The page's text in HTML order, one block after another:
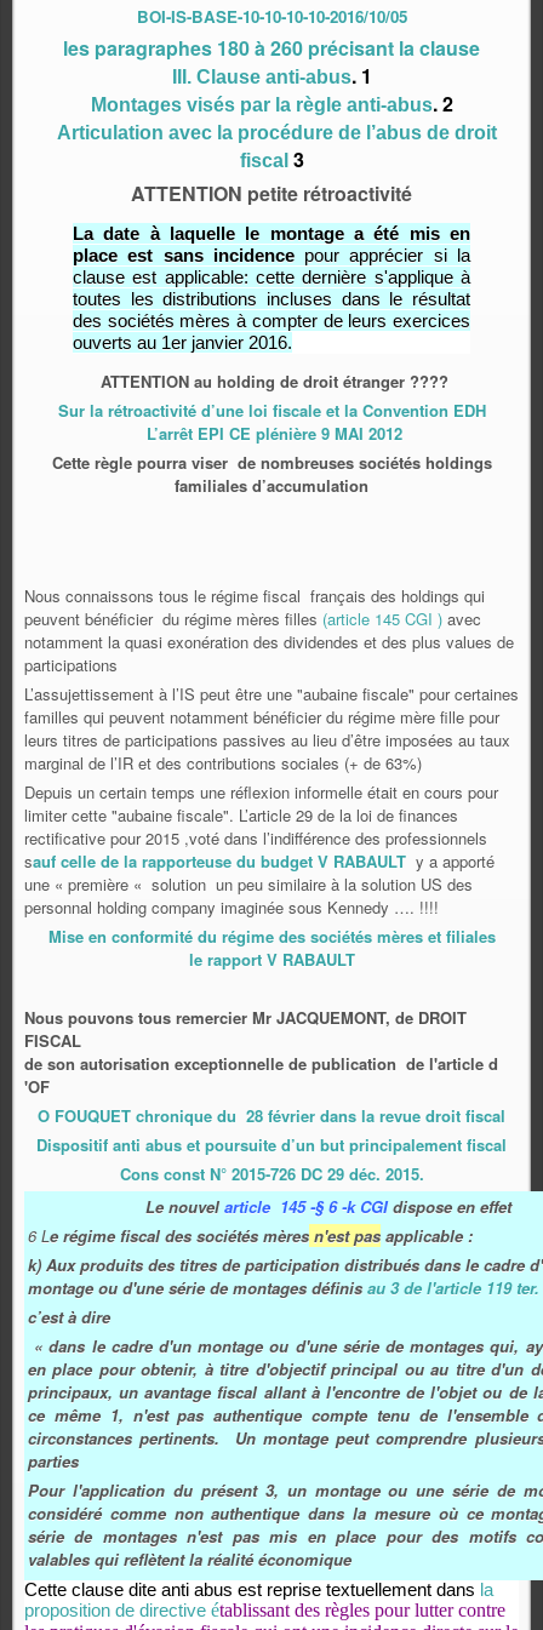
BOI-IS-BASE-10-10-10-10-2016/10/05
les paragraphes 180 à 260 précisant la clause
III. Clause anti-abus. 1
Montages visés par la règle anti-abus.2
Articulation avec la procédure de l’abus de droit
fiscal 3
ATTENTION petite rétroactivité
La date à laquelle le montage a été mis en
place est sans incidencepour apprécier si la
clause est applicable: cette dernière s'applique à
toutes les distributions incluses dans le résultat
des sociétés mères à compter de leurs exercices
ouverts au 1er janvier 2016.
ATTENTION au holding de droit étranger ????
Sur la rétroactivité d’une loi fiscale et la Convention EDH
L’arrêt EPI CE plénière 9 MAI 2012
Cette règle pourra viser de nombreuses sociétés holdings
familiales d’accumulation
Nous connaissons tous le régime fiscal français des holdings qui
peuvent bénéficier du régime mères filles (article 145 CGI ) avec
notamment la quasi exonération des dividendes et des plus values de
participations
L’assujettissement à l’IS peut être une "aubaine fiscale" pour certaines
familles qui peuvent notamment bénéficier du régime mère fille pour
leurs titres de participations passives au lieu d’être imposées au taux
marginal de l’IR et des contributions sociales (+ de 63%)
Depuis un certain temps une réflexion informelle était en cours pour
limiter cette "aubaine fiscale". L’article 29 de la loi de finances
rectificative pour 2015 ,voté dans l’indifférence des professionnels
sauf celle de la rapporteuse du budget V RABAULT y a apporté
une « première « solution un peu similaire à la solution US des
personnal holding company imaginée sous Kennedy …. !!!!
Mise en conformité du régime des sociétés mères et filiales
le rapport V RABAULT
Nous pouvons tous remercier Mr JACQUEMONT, de DROIT
FISCAL
de son autorisation exceptionnelle de publication de l'article d
'OF
O FOUQUET chronique du 28 février dans la revue droit fiscal
Dispositif anti abus et poursuite d’un but principalement fiscal
Cons const N° 2015-726 DC 29 déc. 2015.
Le nouvel article 145 -§ 6 -k CGIdispose en effet
6 Le régime fiscal des sociétés mères n'est pas applicable :
k) Aux produits des titres de participation distribués dans le cadre
montage ou d'une série de montages définis au 3 de l'article 119 ter.
c’est à dire
« dans le cadre d'un montage ou d'une série de montages qui,
en place pour obtenir, à titre d'objectif principal ou au titre d'un
principaux, un avantage fiscal allant à l'encontre de l'objet ou de
ce même 1, n'est pas authentique compte tenu de l'ensemble
circonstances pertinents. Un montage peut comprendre
parties
Pour l'application du présent 3, un montage ou une série de
considéré comme non authentique dans la mesure où ce
série de montages n'est pas mis en place pour des motifs
valables qui reflètent la réalité économique
Cette clause dite anti abus est reprise textuellement dans la
proposition de directive établissant des règles pour lutter contre